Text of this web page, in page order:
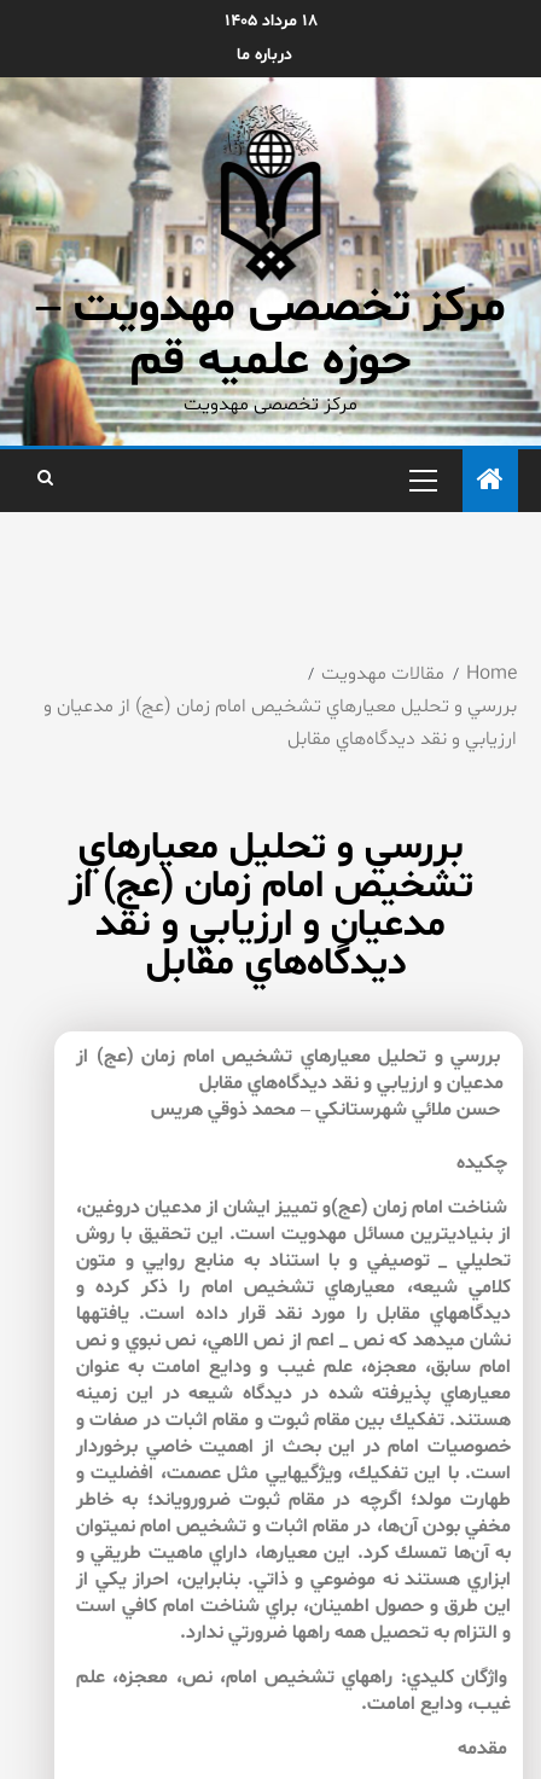
۱۸ مرداد ۱۴۰۵
درباره ما
مرکز تخصصی مهدویت –
حوزه علمیه قم
مرکز تخصصی مهدویت
Home
مقالات مهدویت
بررسي و تحليل معيارهاي تشخيص امام زمان (عج) از مدعيان و
ارزيابي و نقد ديدگاه‌هاي مقابل
بررسي و تحليل معيارهاي
تشخيص امام زمان (عج) از
مدعيان و ارزيابي و نقد
ديدگاه‌هاي مقابل
بررسي و تحليل معيارهاي تشخيص امام زمان (عج) از
مدعيان و ارزيابي و نقد ديدگاه‌هاي مقابل
حسن ملائي شهرستانكي – محمد ذوقي هريس
چكيده
شناخت امام زمان (عج)و تمييز ايشان از مدعيان دروغين،
از بنيادي­ترين مسائل مهدويت است. اين تحقيق با روش
تحليلي _ توصيفي و با استناد به منابع روايي و متون
كلامي شيعه، معيارهاي تشخيص امام را ذكر كرده و
ديدگاه­هاي مقابل را مورد نقد قرار داده است. يافته­ها
نشان مي­دهد كه نص _ اعم از نص الاهي، نص نبوي و نص
امام سابق­، معجزه، علم غيب و ودايع امامت به عنوان
معيارهاي پذيرفته شده در ديدگاه شيعه در اين زمينه
هستند. تفكيك بين مقام ثبوت و مقام اثبات در صفات و
خصوصيات امام در اين بحث از اهميت خاصي برخوردار
است. با اين تفكيك، ويژگي­هايي مثل عصمت، افضليت و
طهارت مولد؛ اگرچه در مقام ثبوت ضروروي­اند؛ به خاطر
مخفي بودن آن‌ها، در مقام اثبات و تشخيص امام نمي­توان
به آن‌ها تمسك كرد. اين معيارها، داراي ماهيت طريقي و
ابزاري هستند نه موضوعي و ذاتي. بنابراين، احراز يكي از
اين طرق و حصول اطمينان، براي شناخت امام كافي است
و التزام به تحصيل همه راه­ها ضرورتي ندارد.
واژگان كليدي: راه­هاي تشخيص امام، نص، معجزه، علم
غيب، ودايع امامت.
مقدمه